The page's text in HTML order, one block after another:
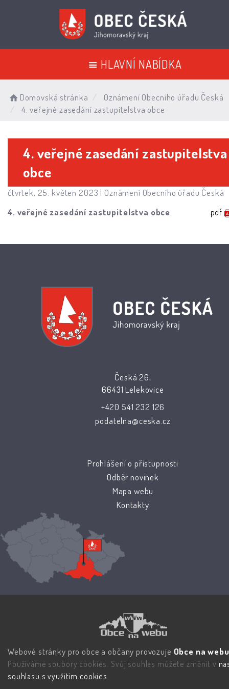
HLAVNÍ NABÍDKA
Domovská stránka
Oznámení Obecního úřadu Česká
4. veřejné zasedání zastupitelstva obce
4. veřejné zasedání zastupitelstva
obce
čtvrtek, 25. květen 2023 | Oznámení Obecního úřadu Česká
4. veřejné zasedání zastupitelstva obce
pdf
Česká 26,
66431 Lelekovice
+420 541 232 126
podatelna@ceska.cz
Prohlášení o přístupnosti
Odběr novinek
Mapa webu
Kontakty
Webové stránky pro obce a občany provozuje Obce na
Používáme soubory cookies. Svůj souhlas můžete změnit v
souhlasu s využitím cookies.